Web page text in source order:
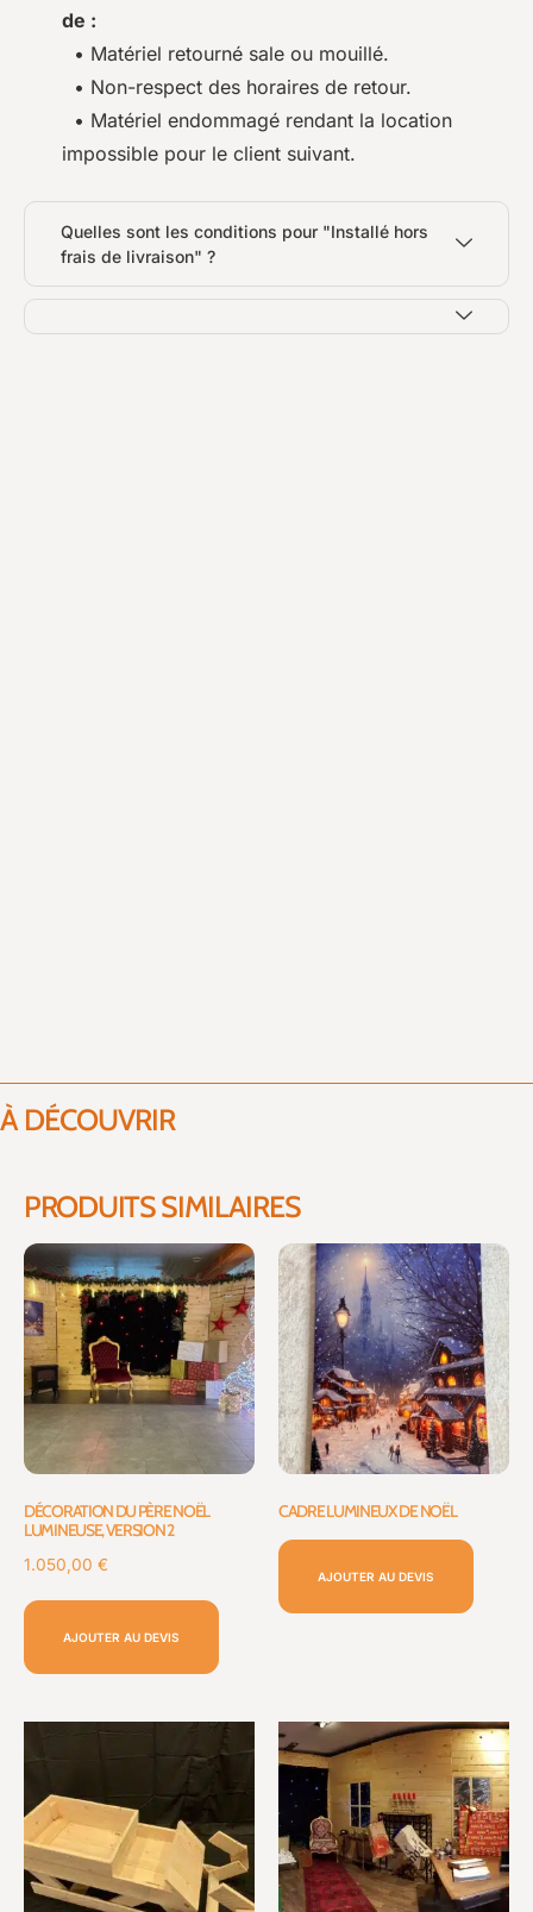
de :
• Matériel retourné sale ou mouillé.
• Non-respect des horaires de retour.
• Matériel endommagé rendant la location
impossible pour le client suivant.
Quelles sont les conditions pour "Installé hors
frais de livraison" ?
À DÉCOUVRIR
PRODUITS SIMILAIRES
DÉCORATION DU PÈRE NOËL
LUMINEUSE, VERSION 2
1.050,00 €
AJOUTER AU DEVIS
CADRE LUMINEUX DE NOËL
AJOUTER AU DEVIS